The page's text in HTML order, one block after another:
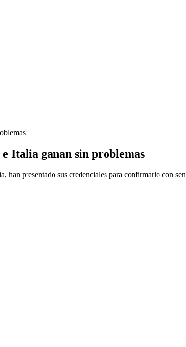
Italia ganan sin problemas
han presentado sus credenciales para confirmarlo con